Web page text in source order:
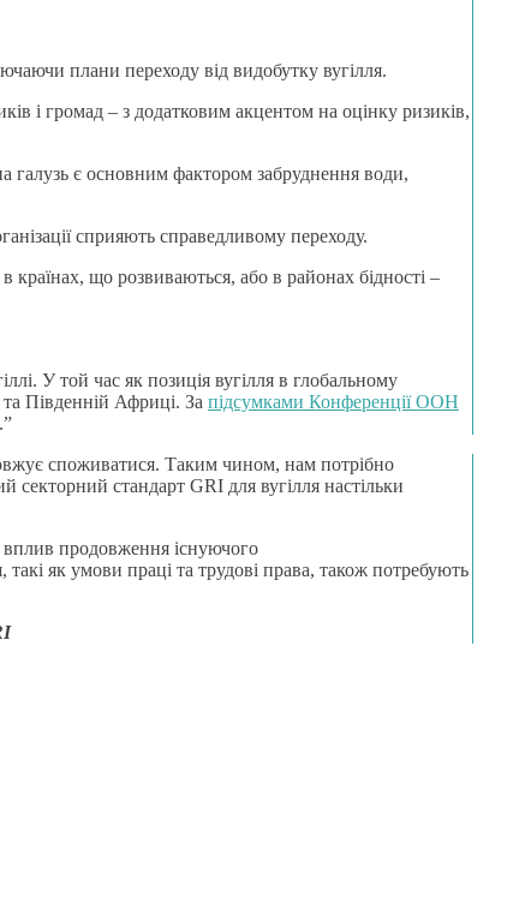
плани переходу від видобутку вугілля.
і громад – з додатковим акцентом на оцінку ризиків,
галузь є основним фактором забруднення води,
сприяють справедливому переходу.
країнах, що розвиваються, або в районах бідності –
У той час як позиція вугілля в глобальному
та Південній Африці. За підсумками Конференції ООН
споживатися. Таким чином, нам потрібно
секторний стандарт GRI для вугілля настільки
продовження існуючого
як умови праці та трудові права, також потребують